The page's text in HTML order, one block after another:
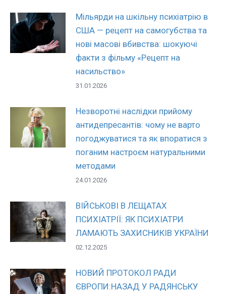
Мільярди на шкільну психіатрію в
США — рецепт на самогубства та
нові масові вбивства: шокуючі
факти з фільму «Рецепт на
насильство»
31.01.2026
Незворотні наслідки прийому
антидепресантів: чому не варто
погоджуватися та як впоратися з
поганим настроєм натуральними
методами
24.01.2026
ВІЙСЬКОВІ В ЛЕЩАТАХ
ПСИХІАТРІЇ: ЯК ПСИХІАТРИ
ЛАМАЮТЬ ЗАХИСНИКІВ УКРАЇНИ
02.12.2025
НОВИЙ ПРОТОКОЛ РАДИ
ЄВРОПИ:НАЗАД У РАДЯНСЬКУ